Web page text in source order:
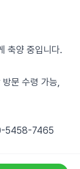
축양 중입니다.
문 수령 가능,
5458-7465